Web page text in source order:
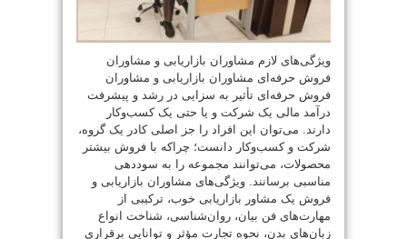
ویژگی‌های لازم مشاوران بازاریابی و مشاوران
فروش حرفه‌ای مشاوران بازاریابی و مشاوران
فروش حرفه‌ای تأثیر به سزایی در رشد و پیشرفت
درآمد مالی یک شرکت و یا حتی یک کسب‌وکار
دارند. می‌توان این افراد را جز اصلی کادر یک گروه،
شرکت و کسب‌وکار دانست؛ چراکه با فروش بیشتر
محصولات، می‌توانند مجموعه را به سوددهی
مناسبی برسانند. ویژگی‌های مشاوران بازاریابی و
فروش یک مشاور بازاریابی خوب، ترکیبی از
مهارت‌های فن بیان، روان‌شناسی، شناخت انواع
زبان‌های بدن، نحوه تجارت مؤثر و توانایی برقراری